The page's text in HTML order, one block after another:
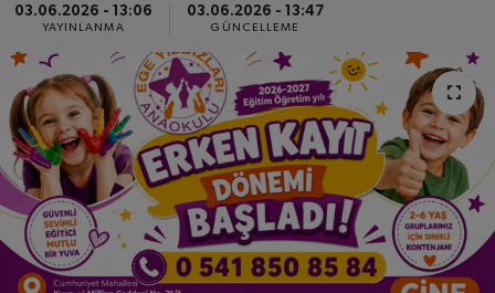
03.06.2026 - 13:06
YAYINLANMA
03.06.2026 - 13:47
GÜNCELLEME
Süper Lig Puan Durumu ve Fikstür
Tüm Manşetler
Son Dakika Haberleri
Haber Arşivi